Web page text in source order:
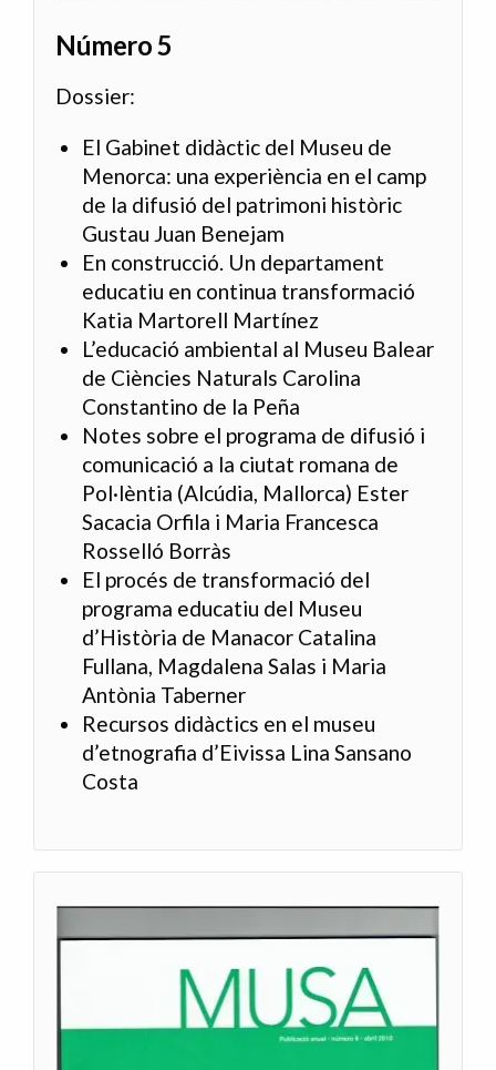
Número 5
Dossier:
El Gabinet didàctic del Museu de
Menorca: una experiència en el camp
de la difusió del patrimoni històric
Gustau Juan Benejam
En construcció. Un departament
educatiu en continua transformació
Katia Martorell Martínez
L’educació ambiental al Museu Balear
de Ciències Naturals Carolina
Constantino de la Peña
Notes sobre el programa de difusió i
comunicació a la ciutat romana de
Pol·lèntia (Alcúdia, Mallorca) Ester
Sacacia Orfila i Maria Francesca
Rosselló Borràs
El procés de transformació del
programa educatiu del Museu
d’Història de Manacor Catalina
Fullana, Magdalena Salas i Maria
Antònia Taberner
Recursos didàctics en el museu
d’etnografia d’Eivissa Lina Sansano
Costa